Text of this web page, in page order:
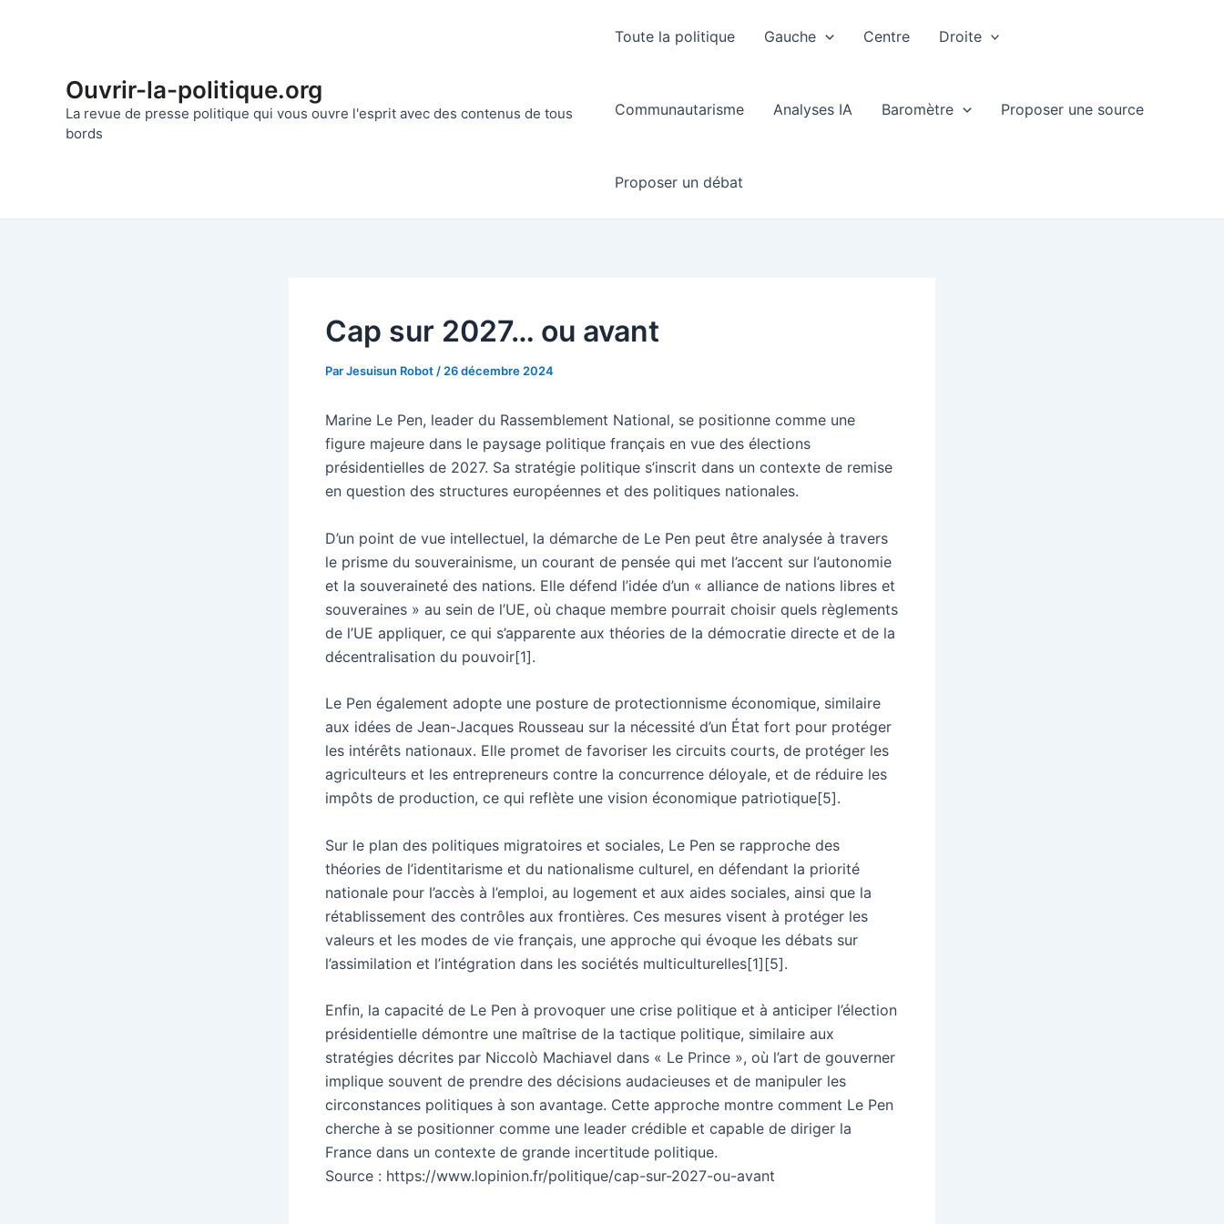
Ouvrir-la-politique.org
La revue de presse politique qui vous ouvre l'esprit avec des contenus de tous
bords
Toute la politique Gauche Centre Droite
Communautarisme Analyses IA Baromètre Proposer une source
Proposer un débat
Cap sur 2027… ou avant
ParJesuisun Robot / 26 décembre 2024
Marine Le Pen, leader du Rassemblement National, se positionne comme une
figure majeure dans le paysage politique français en vue des élections
présidentielles de 2027. Sa stratégie politique s’inscrit dans un contexte de remise
en question des structures européennes et des politiques nationales.
D’un point de vue intellectuel, la démarche de Le Pen peut être analysée à travers
le prisme du souverainisme, un courant de pensée qui met l’accent sur l’autonomie
et la souveraineté des nations. Elle défend l’idée d’un « alliance de nations libres et
souveraines » au sein de l’UE, où chaque membre pourrait choisir quels règlements
de l’UE appliquer, ce qui s’apparente aux théories de la démocratie directe et de la
décentralisation du pouvoir[1].
Le Pen également adopte une posture de protectionnisme économique, similaire
aux idées de Jean-Jacques Rousseau sur la nécessité d’un État fort pour protéger
les intérêts nationaux. Elle promet de favoriser les circuits courts, de protéger les
agriculteurs et les entrepreneurs contre la concurrence déloyale, et de réduire les
impôts de production, ce qui reflète une vision économique patriotique[5].
Sur le plan des politiques migratoires et sociales, Le Pen se rapproche des
théories de l’identitarisme et du nationalisme culturel, en défendant la priorité
nationale pour l’accès à l’emploi, au logement et aux aides sociales, ainsi que la
rétablissement des contrôles aux frontières. Ces mesures visent à protéger les
valeurs et les modes de vie français, une approche qui évoque les débats sur
l’assimilation et l’intégration dans les sociétés multiculturelles[1][5].
Enfin, la capacité de Le Pen à provoquer une crise politique et à anticiper l’élection
présidentielle démontre une maîtrise de la tactique politique, similaire aux
stratégies décrites par Niccolò Machiavel dans « Le Prince », où l’art de gouverner
implique souvent de prendre des décisions audacieuses et de manipuler les
circonstances politiques à son avantage. Cette approche montre comment Le Pen
cherche à se positionner comme une leader crédible et capable de diriger la
France dans un contexte de grande incertitude politique.
Source : https://www.lopinion.fr/politique/cap-sur-2027-ou-avant